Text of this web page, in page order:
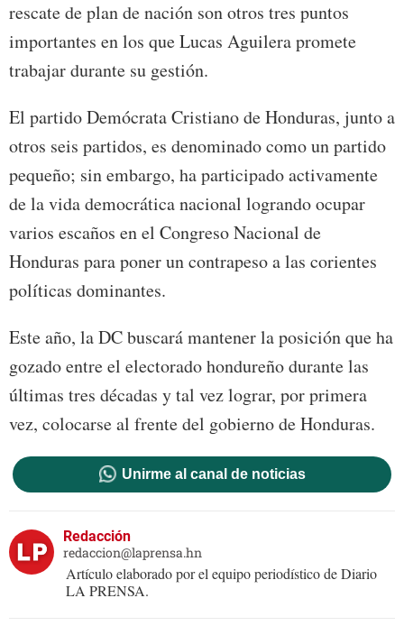
rescate de plan de nación son otros tres puntos
importantes en los que Lucas Aguilera promete
trabajar durante su gestión.
El partido Demócrata Cristiano de Honduras, junto a
otros seis partidos, es denominado como un partido
pequeño; sin embargo, ha participado activamente
de la vida democrática nacional logrando ocupar
varios escaños en el Congreso Nacional de
Honduras para poner un contrapeso a las corientes
políticas dominantes.
Este año, la DC buscará mantener la posición que ha
gozado entre el electorado hondureño durante las
últimas tres décadas y tal vez lograr, por primera
vez, colocarse al frente del gobierno de Honduras.
Unirme al canal de noticias
Redacción
redaccion@laprensa.hn
Artículo elaborado por el equipo periodístico de Diario
LA PRENSA.